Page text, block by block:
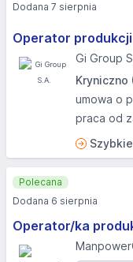
Operator
Gi Group
Kryniczno
umowa o
praca od
Dodana 7 sierpnia
Operator/ka
Polecana
Dodana 6 sierpnia